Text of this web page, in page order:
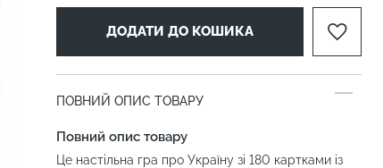
ДОДАТИ ДО КОШИКА
ПОВНИЙ ОПИС ТОВАРУ
Повний опис товару
Це настільна гра про Україну зі 180 картками із